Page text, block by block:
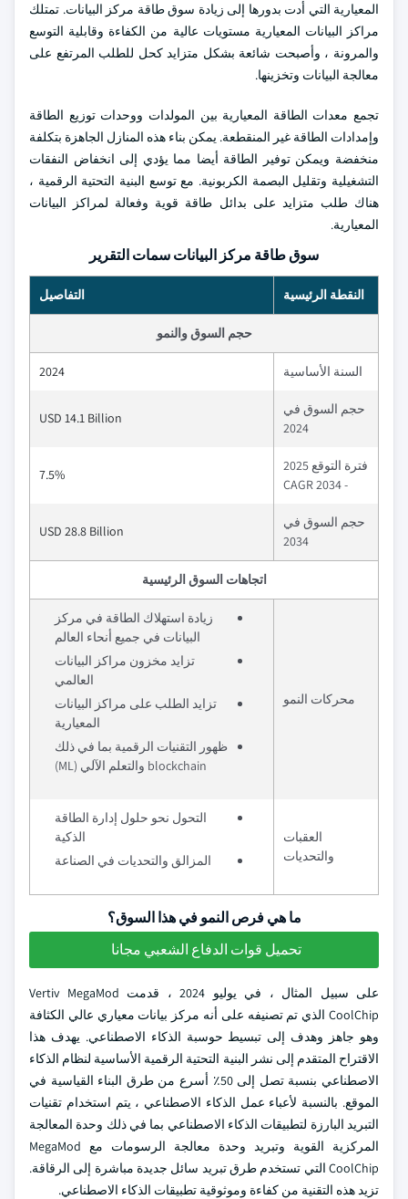
المعيارية التي أدت بدورها إلى زيادة سوق طاقة مركز البيانات. تمتلك
مراكز البيانات المعيارية مستويات عالية من الكفاءة وقابلية التوسع
والمرونة ، وأصبحت شائعة بشكل متزايد كحل للطلب المرتفع على
معالجة البيانات وتخزينها.
تجمع معدات الطاقة المعيارية بين المولدات ووحدات توزيع الطاقة
وإمدادات الطاقة غير المنقطعة. يمكن بناء هذه المنازل الجاهزة بتكلفة
منخفضة ويمكن توفير الطاقة أيضا مما يؤدي إلى انخفاض النفقات
التشغيلية وتقليل البصمة الكربونية. مع توسع البنية التحتية الرقمية ،
هناك طلب متزايد على بدائل طاقة قوية وفعالة لمراكز البيانات
المعيارية.
سوق طاقة مركز البيانات سمات التقرير
النقطة الرئيسية التفاصيل
حجم السوق والنمو
السنة الأساسية 2024
حجم السوق في
2024
USD 14.1 Billion
فترة التوقع 2025
- 2034 CAGR
7.5%
حجم السوق في
2034
USD 28.8 Billion
اتجاهات السوق الرئيسية
محركات النمو
زيادة استهلاك الطاقة في مركز
البيانات في جميع أنحاء العالم
تزايد مخزون مراكز البيانات
العالمي
تزايد الطلب على مراكز البيانات
المعيارية
ظهور التقنيات الرقمية بما في ذلك
blockchain والتعلم الآلي (ML)
العقبات
والتحديات
التحول نحو حلول إدارة الطاقة
الذكية
المزالق والتحديات في الصناعة
ما هي فرص النمو في هذا السوق؟
تحميل قوات الدفاع الشعبي مجانا
على سبيل المثال ، في يوليو 2024 ، قدمت Vertiv MegaMod
CoolChip الذي تم تصنيفه على أنه مركز بيانات معياري عالي الكثافة
وهو جاهز وهدف إلى تبسيط حوسبة الذكاء الاصطناعي. يهدف هذا
الاقتراح المتقدم إلى نشر البنية التحتية الرقمية الأساسية لنظام الذكاء
الاصطناعي بنسبة تصل إلى 50٪ أسرع من طرق البناء القياسية في
الموقع. بالنسبة لأعباء عمل الذكاء الاصطناعي ، يتم استخدام تقنيات
التبريد البارزة لتطبيقات الذكاء الاصطناعي بما في ذلك وحدة المعالجة
المركزية القوية وتبريد وحدة معالجة الرسومات مع MegaMod
CoolChip التي تستخدم طرق تبريد سائل جديدة مباشرة إلى الرقاقة.
تزيد هذه التقنية من كفاءة وموثوقية تطبيقات الذكاء الاصطناعي.